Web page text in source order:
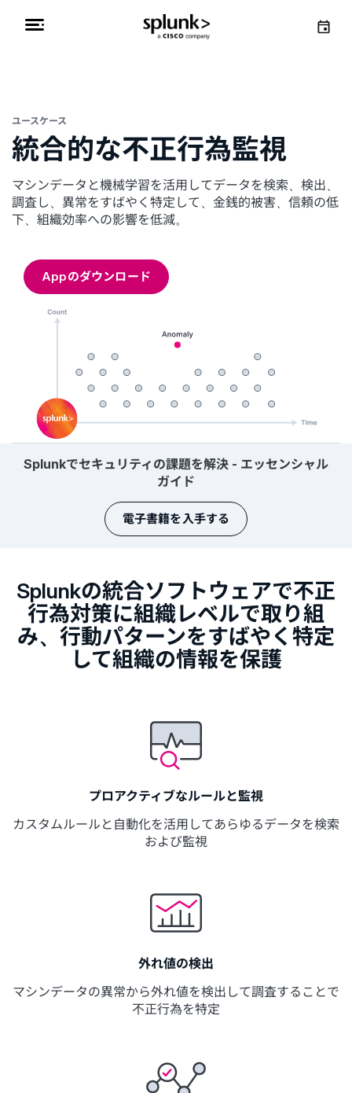
ユースケース
統合的な不正行為監視
マシンデータと機械学習を活用してデータを検索、検出、
調査し、異常をすばやく特定して、金銭的被害、信頼の低
下、組織効率への影響を低減。
Appのダウンロード
Splunkでセキュリティの課題を解決 - エッセンシャル
ガイド
電子書籍を入手する
Splunkの統合ソフトウェアで不正
行為対策に組織レベルで取り組
み、行動パターンをすばやく特定
して組織の情報を保護
プロアクティブなルールと監視
カスタムルールと自動化を活用してあらゆるデータを検索
および監視
外れ値の検出
マシンデータの異常から外れ値を検出して調査することで
不正行為を特定